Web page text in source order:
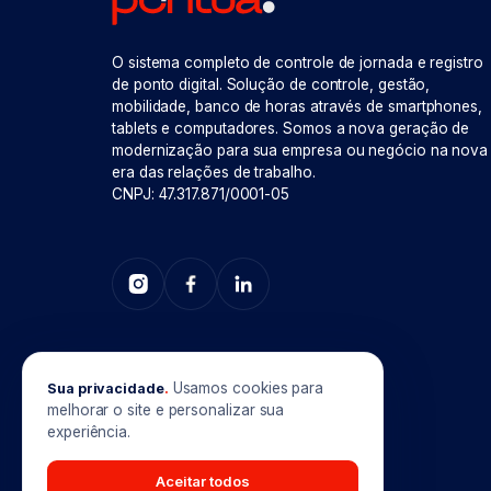
O sistema completo de controle de jornada e registro
de ponto digital. Solução de controle, gestão,
mobilidade, banco de horas através de smartphones,
tablets e computadores. Somos a nova geração de
modernização para sua empresa ou negócio na nova
era das relações de trabalho.
CNPJ: 47.317.871/0001-05
Sua privacidade. Usamos cookies para
melhorar o site e personalizar sua
experiência.
Aceitar todos